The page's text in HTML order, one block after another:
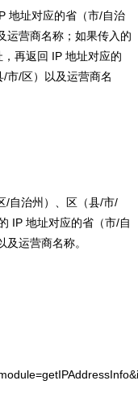
地址对应的省（市/自治
运营商名称；如果传入的
再返回 IP 地址对应的
市/区）以及运营商名
/自治州）、区（县/市/
IP 地址对应的省（市/自
运营商名称。